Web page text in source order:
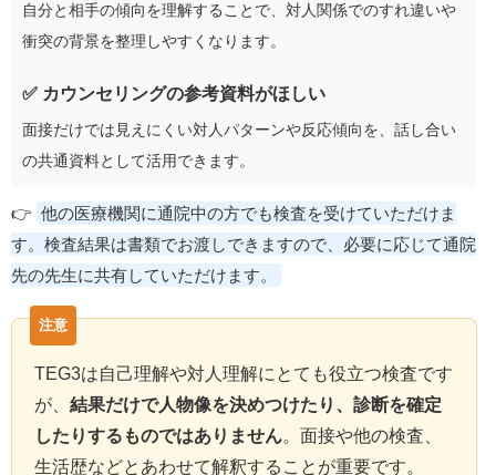
自分と相手の傾向を理解することで、対人関係でのすれ違いや
衝突の背景を整理しやすくなります。
✅ カウンセリングの参考資料がほしい
面接だけでは見えにくい対人パターンや反応傾向を、話し合い
の共通資料として活用できます。
👉 他の医療機関に通院中の方でも検査を受けていただけま
す。検査結果は書類でお渡しできますので、必要に応じて通院
先の先生に共有していただけます。
TEG3は自己理解や対人理解にとても役立つ検査です
が、 結果だけで人物像を決めつけたり、診断を確定
したりするものではありません。面接や他の検査、
生活歴などとあわせて解釈することが重要です。